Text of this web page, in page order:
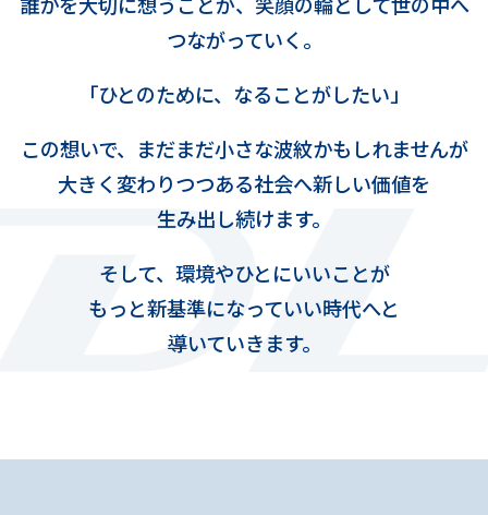
つながっていく。
「ひとのために、なることがしたい」
この想いで、まだまだ⼩さな波紋かも しれませんが
⼤きく変わりつつある社会へ新しい価値を
⽣み出し続けます。
そして、環境やひとにいいことが
もっと新基準になっていい時代へと
導いていきます。